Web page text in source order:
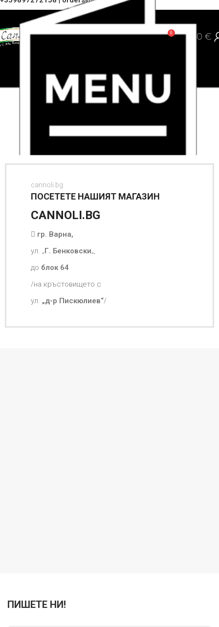
0 0,00 €
cannoli.bg
ПОСЕТЕТЕ НАШИЯТ МАГАЗИН
CANNOLI.BG
гр. Варна,
ул. „Г. Бенковски„,
до блок 64
/на кръстовището с
ул. „д-р Пискюлиев“/
ПИШЕТЕ НИ!